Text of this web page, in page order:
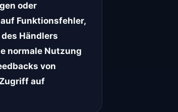
oder
Funktionsfehler,
Händlers
normale Nutzung
von
auf